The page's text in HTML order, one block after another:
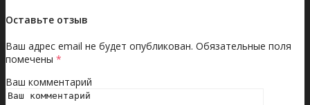
Оставьте отзыв
Ваш адрес email не будет опубликован. Обязательные поля
помечены *
Ваш комментарий